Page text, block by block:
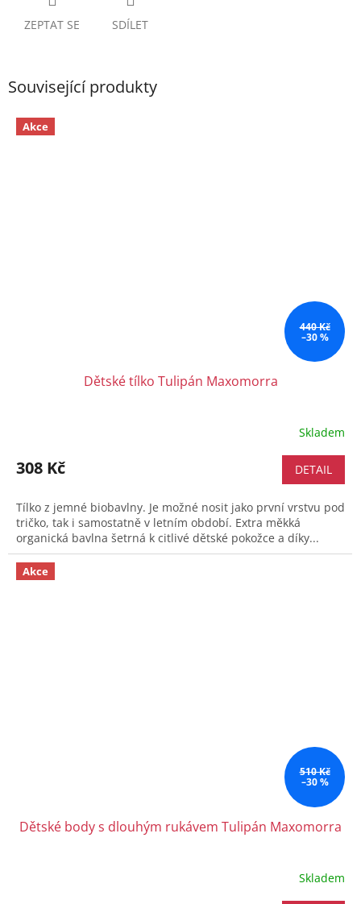
ZEPTAT SE SDÍLET
Související produkty
Akce
440 Kč
–30 %
Dětské tílko Tulipán Maxomorra
Skladem
308 Kč DETAIL
Tílko z jemné biobavlny. Je možné nosit jako první vrstvu pod
tričko, tak i samostatně v letním období. Extra měkká
organická bavlna šetrná k citlivé dětské pokožce a díky...
Akce
510 Kč
–30 %
Dětské body s dlouhým rukávem Tulipán Maxomorra
Skladem